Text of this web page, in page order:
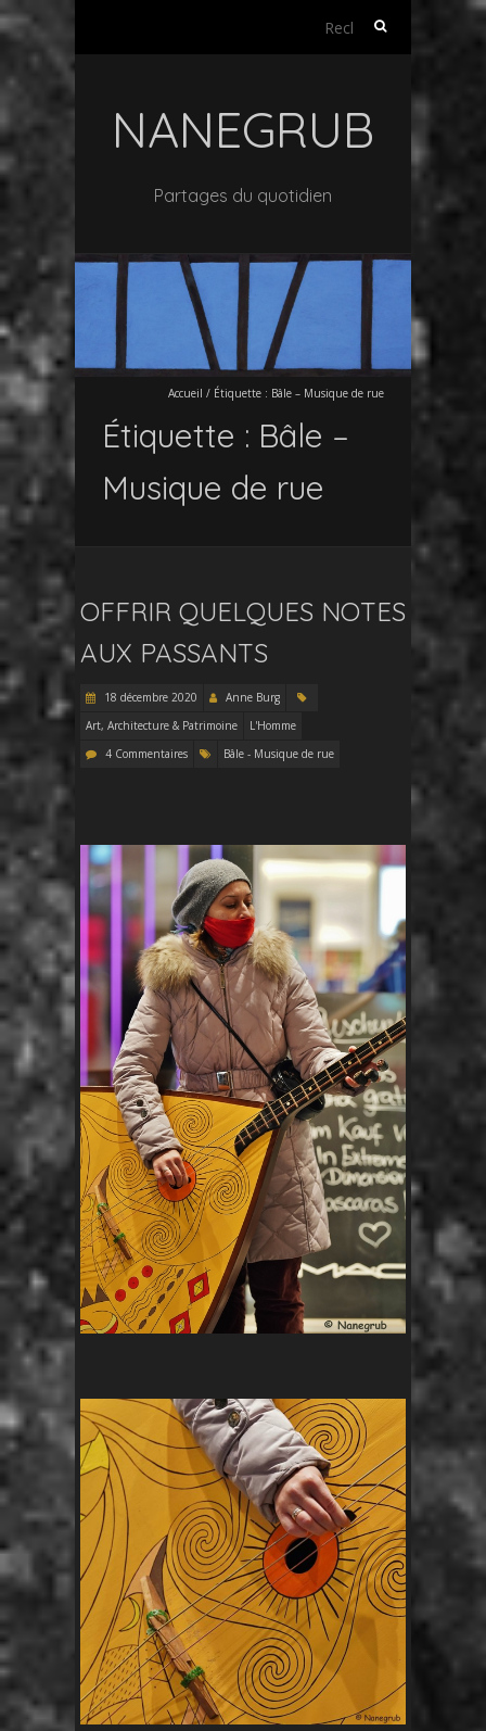
Rechercher :
NANEGRUB
Partages du quotidien
Accueil / Étiquette : Bâle – Musique de rue
Étiquette : Bâle –
Musique de rue
OFFRIR QUELQUES NOTES
AUX PASSANTS
18 décembre 2020
Anne Burg
Art, Architecture & Patrimoine
L'Homme
4 Commentaires
Bâle - Musique de rue